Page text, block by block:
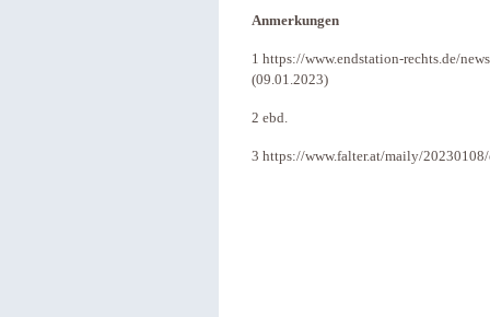
Anmerkungen
1 https://www.endstation-rechts.de/
(09.01.2023)
2 ebd.
3 https://www.falter.at/maily/